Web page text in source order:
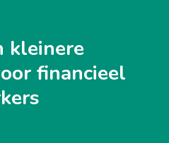
kleinere
financieel